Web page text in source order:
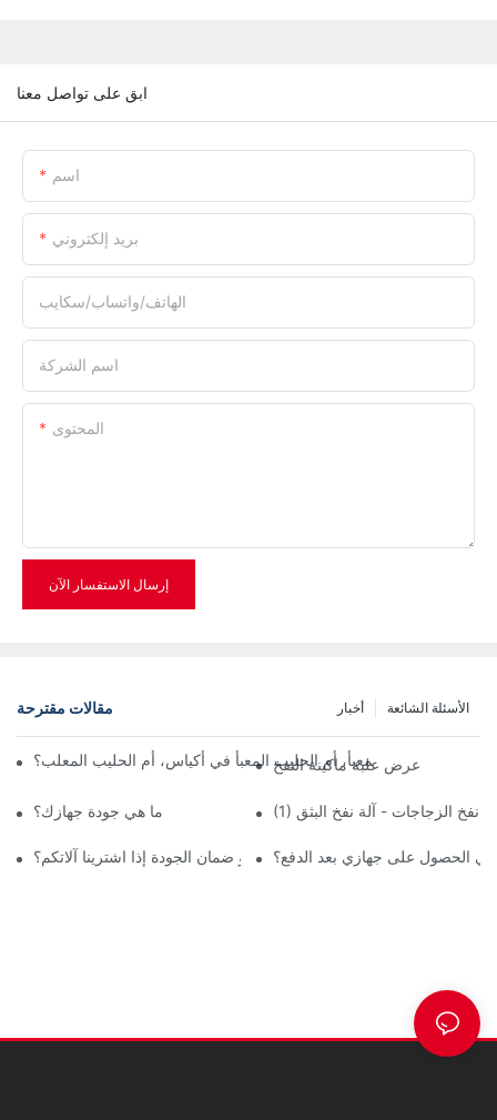
ابق على تواصل معنا
اسم
بريد إلكتروني
الهاتف/واتساب/سكايب
اسم الشركة
المحتوى
إرسال الاستفسار الآن
مقالات مقترحة الأسئلة الشائعة أخبار
الحليب المعبأ، أم الحليب المعبأ في أكياس، أم الحليب المعلب؟
عرض علبة ماكينة النفخ
ما هي جودة جهازك؟ نفخ الزجاجات - آلة نفخ البثق
ما هو ضمانكم أو ضمان الجودة إذا اشترينا آلاتكم؟الحصول على جهازي بعد الدفع؟